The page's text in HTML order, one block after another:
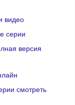
видео
серии
версия
смотреть